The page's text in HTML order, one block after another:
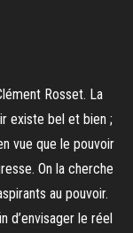
Rosset. La
existe bel et bien ;
vue que le pouvoir
On la cherche
au pouvoir.
d’envisager le réel